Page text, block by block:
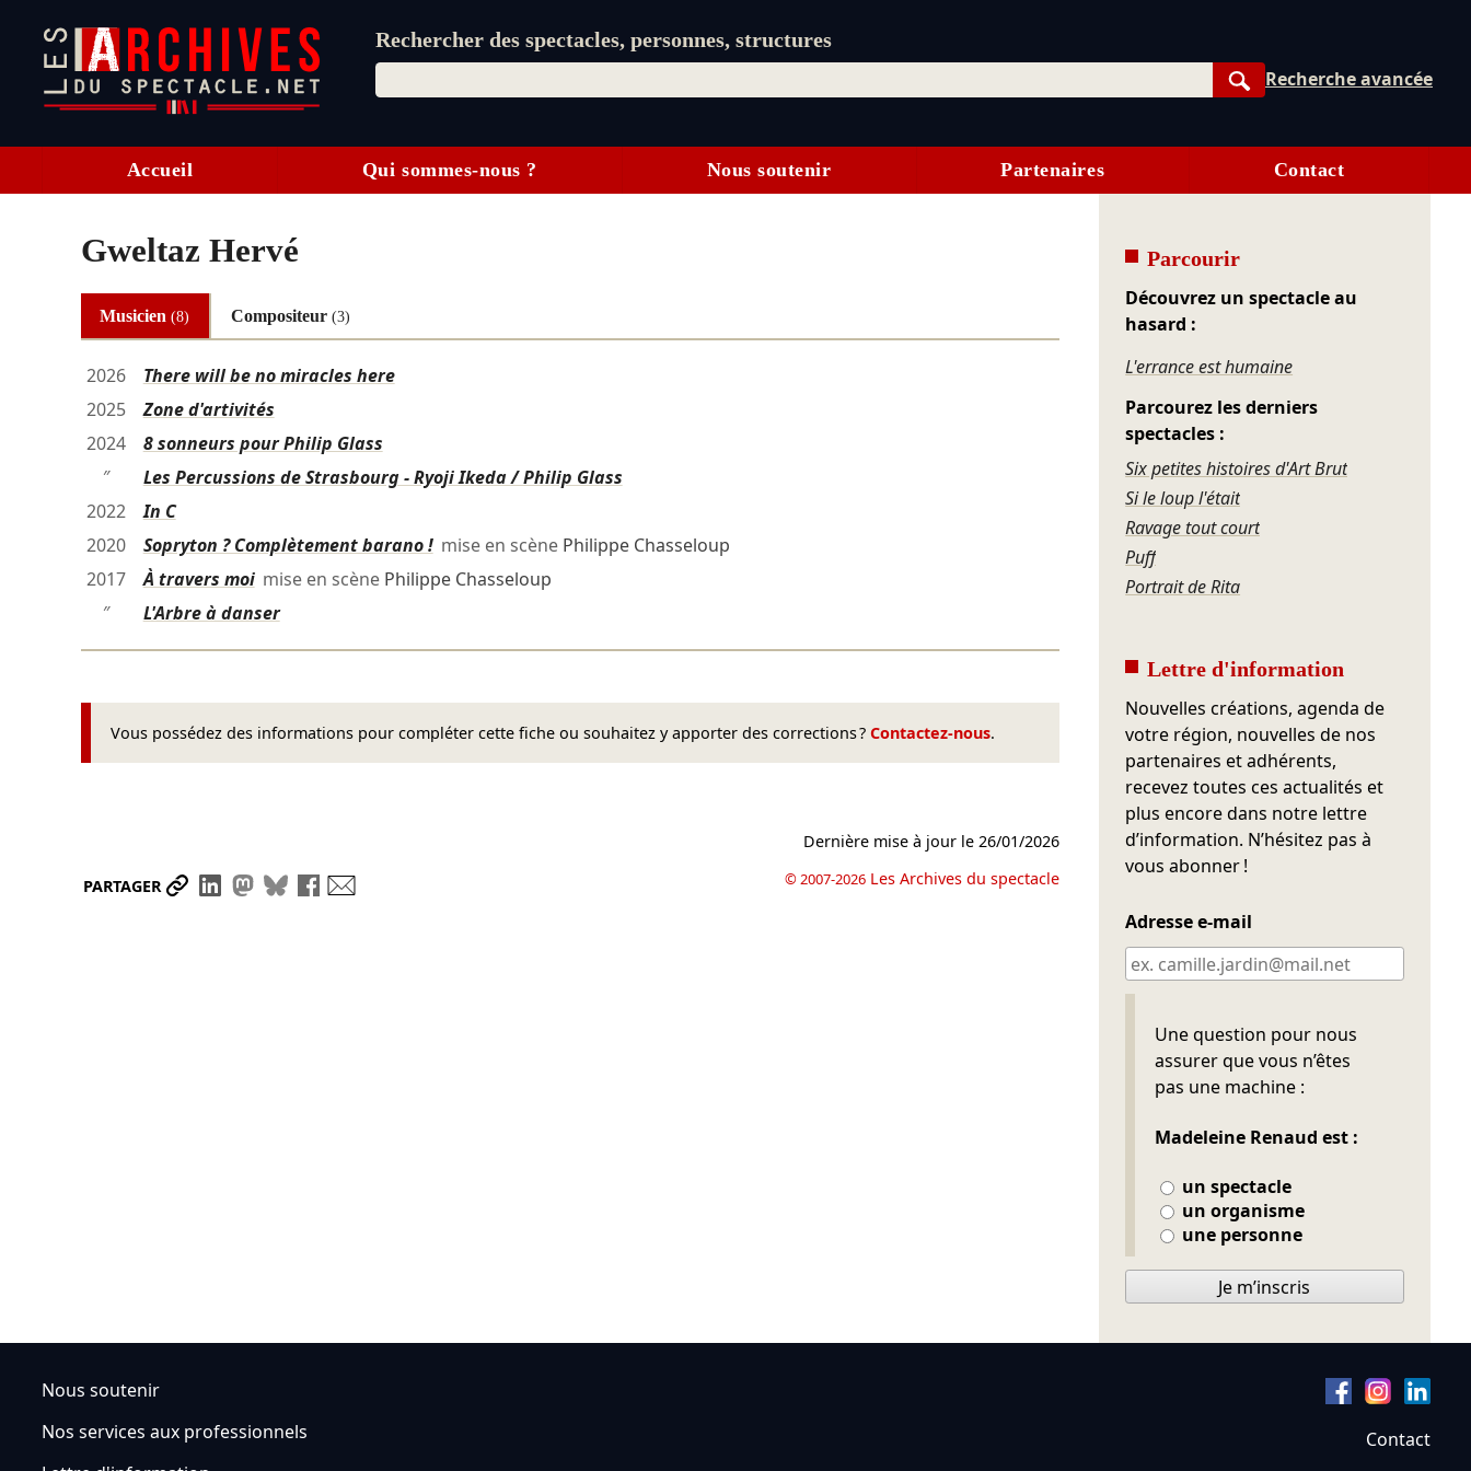
Rechercher des spectacles, personnes, structures
Rechercher
Recherche avancée
Accueil Qui sommes-nous ? Nous soutenir Partenaires Contact
Gweltaz Hervé
Musicien(8) Compositeur (3)
2026
There will be no miracles here
2025
Zone d'artivités
2024
8 sonneurs pour Philip Glass
″
Les Percussions de Strasbourg - Ryoji Ikeda / Philip Glass
2022
In C
2020
Sopryton ? Complètement barano !mise en scène Philippe Chasseloup
2017
À travers moimise en scène Philippe Chasseloup
″
L'Arbre à danser
Vous possédez des informations pour compléter cette fiche ou souhaitez y apporter des corrections ? Contactez-nous.
PARTAGER Partager le lien
Partager sur LinkedIn
Partager sur Mastodon
Partager sur Bluesky
Partager sur Facebook
Dernière mise à jour le26/01/2026
© 2007-2026 Les Archives du spectacle
Parcourir
Découvrez un spectacle au
hasard :
L'errance est humaine
Parcourez les derniers
spectacles :
Six petites histoires d'Art Brut
Si le loup l'était
Ravage tout court
Puff
Portrait de Rita
Lettre d'information
Nouvelles créations, agenda de
votre région, nouvelles de nos
partenaires et adhérents,
recevez toutes ces actualités et
plus encore dans notre lettre
d’information. N’hésitez pas à
vous abonner !
Adresse e-mail
Une question pour nous
assurer que vous n’êtes
pas une machine :
Madeleine Renaud est :
un spectacle
un organisme
une personne
Ne pas remplir
Je m’inscris
Nous soutenir
Nos services aux professionnels
Contact